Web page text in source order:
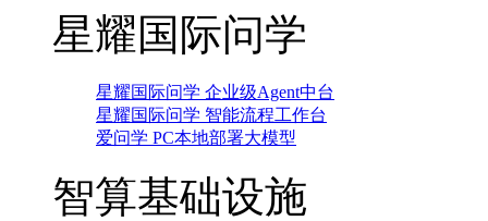
星耀国际问学
星耀国际问学 企业级Agent中台
星耀国际问学 智能流程工作台
爱问学 PC本地部署大模型
智算基础设施